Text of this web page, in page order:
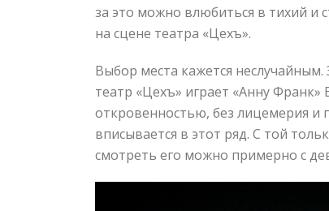
за это можно влюбиться в тихий и
на сцене театра «Цехъ».
Выбор места кажется
театр «Цехъ» играет «Анну
откровенностью, без лицемерия и
вписывается в этот ряд. С той
смотреть его можно примерно с